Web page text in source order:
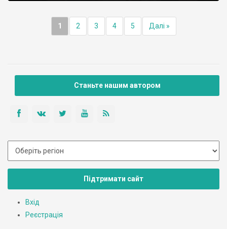
1 2 3 4 5 Далі »
Станьте нашим автором
Підтримати сайт
Вхід
Реєстрація